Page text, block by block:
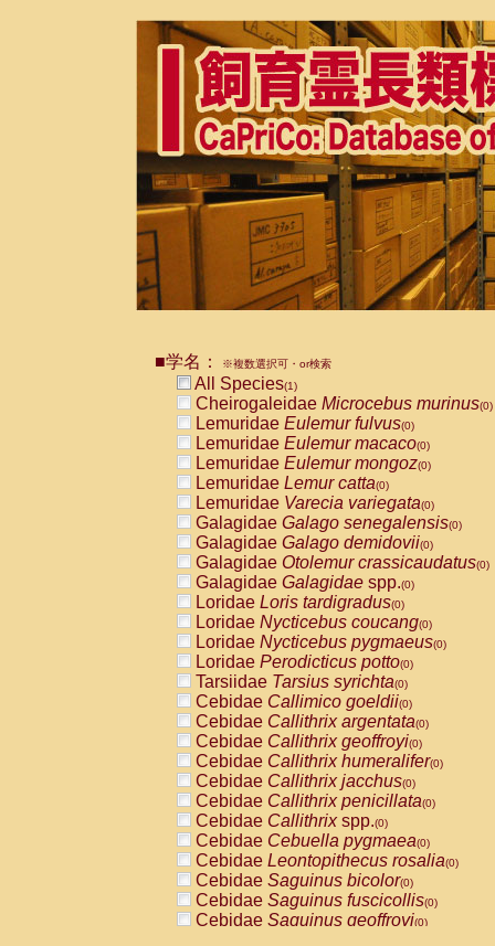
■学名： ※複数選択可・or検索
All Species(1)
Cheirogaleidae Microcebus murinus(0)
Lemuridae Eulemur fulvus(0)
Lemuridae Eulemur macaco(0)
Lemuridae Eulemur mongoz(0)
Lemuridae Lemur catta(0)
Lemuridae Varecia variegata(0)
Galagidae Galago senegalensis(0)
Galagidae Galago demidovii(0)
Galagidae Otolemur crassicaudatus(0)
Galagidae Galagidae spp.(0)
Loridae Loris tardigradus(0)
Loridae Nycticebus coucang(0)
Loridae Nycticebus pygmaeus(0)
Loridae Perodicticus potto(0)
Tarsiidae Tarsius syrichta(0)
Cebidae Callimico goeldii(0)
Cebidae Callithrix argentata(0)
Cebidae Callithrix geoffroyi(0)
Cebidae Callithrix humeralifer(0)
Cebidae Callithrix jacchus(0)
Cebidae Callithrix penicillata(0)
Cebidae Callithrixspp.(0)
Cebidae Cebuella pygmaea(0)
Cebidae Leontopithecus rosalia(0)
Cebidae Saguinus bicolor(0)
Cebidae Saguinus fuscicollis(0)
Cebidae Saguinus geoffroyi(0)